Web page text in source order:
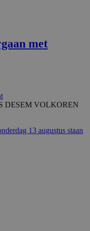
met
DESEM VOLKOREN
13 augustus staan